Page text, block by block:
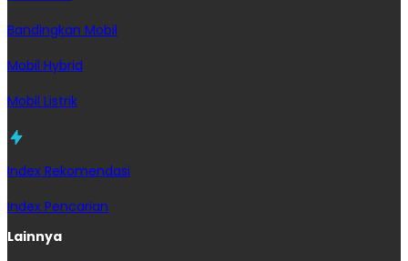
Bandingkan Mobil
Mobil Hybrid
Mobil Listrik
Index Rekomendasi
Index Pencarian
Lainnya